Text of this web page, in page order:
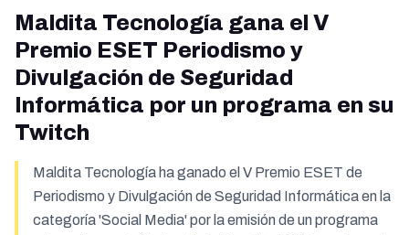
Maldita Tecnología gana el V
Premio ESET Periodismo y
Divulgación de Seguridad
Informática por un programa en su
Twitch
Maldita Tecnología ha ganado el V Premio ESET de
Periodismo y Divulgación de Seguridad Informática en la
categoría 'Social Media' por la emisión de un programa